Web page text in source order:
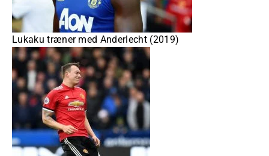
Lukaku træner med Anderlecht (2019)